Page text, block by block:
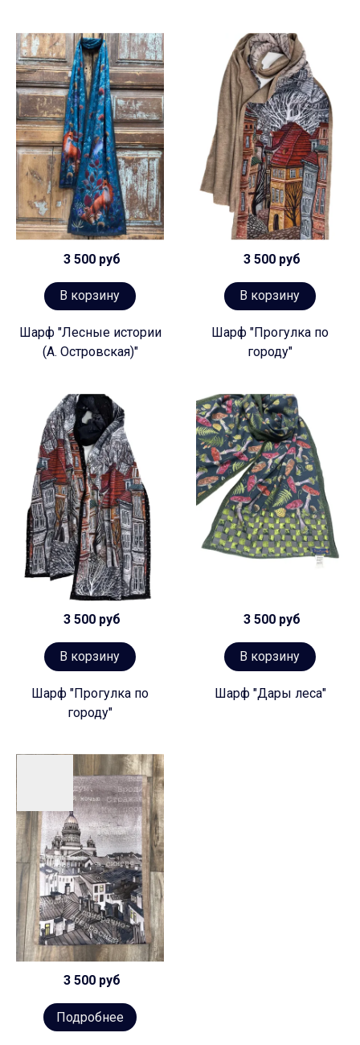
3 500 руб
В корзину
Шарф "Лесные истории
(А. Островская)"
3 500 руб
В корзину
Шарф "Прогулка по
городу"
3 500 руб
В корзину
Шарф "Прогулка по
городу"
3 500 руб
В корзину
Шарф "Дары леса"
3 500 руб
Подробнее